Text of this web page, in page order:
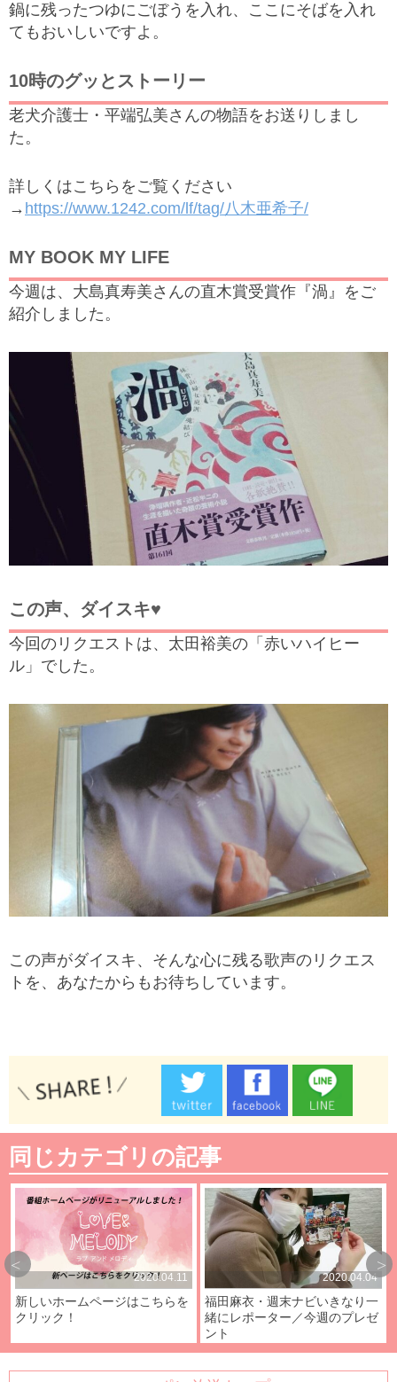
鍋に残ったつゆにごぼうを入れ、ここにそばを入れ
てもおいしいですよ。
10時のグッとストーリー
老犬介護士・平端弘美さんの物語をお送りしまし
た。
詳しくはこちらをご覧ください
→ https://www.1242.com/lf/tag/八木亜希子/
MY BOOK MY LIFE
今週は、大島真寿美さんの直木賞受賞作『渦』をご
紹介しました。
この声、ダイスキ♥
今回のリクエストは、太田裕美の「赤いハイヒー
ル」でした。
この声がダイスキ、そんな心に残る歌声のリクエス
トを、あなたからもお待ちしています。
同じカテゴリの記事
2020.04.11
新しいホームページはこちらを
クリック！
2020.04.04
福田麻衣・週末ナビいきなり一
緒にレポーター／今週のプレゼ
ント